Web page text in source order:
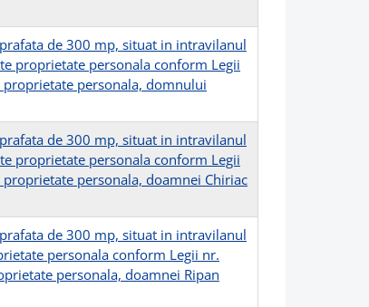
de 300 mp, situat in intravilanul
proprietate personala conform Legii
personala, domnului
de 300 mp, situat in intravilanul
proprietate personala conform Legii
personala, doamnei Chiriac
de 300 mp, situat in intravilanul
personala conform Legii nr.
personala, doamnei Ripan